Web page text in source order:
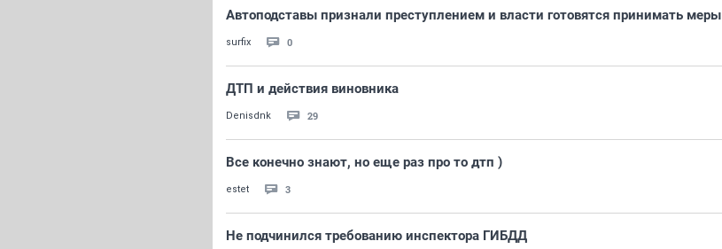
Автоподставы признали преступлением и власти готовятся принимать меры
surfix 0
ДТП и действия виновника
Denisdnk 29
Все конечно знают, но еще раз про то дтп )
estet 3
Не подчинился требованию инспектора ГИБДД